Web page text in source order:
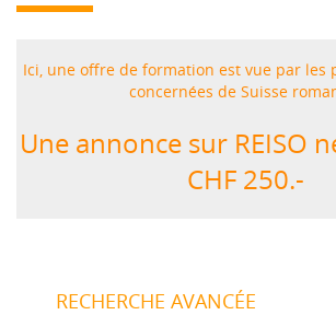
Ici, une offre de formation est vue par les
concernées de Suisse
Une annonce sur REISO
CHF 250.-
RECHERCHE AVANCÉE